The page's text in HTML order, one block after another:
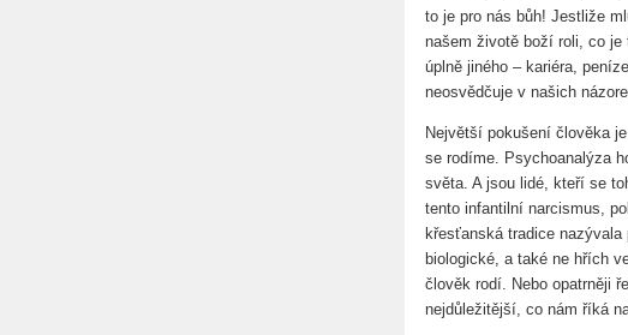
to je pro nás bůh! Jestliže
našem životě boží roli, co
úplně jiného – kariéra,
neosvědčuje v našich
Největší pokušení člověka
se rodíme. Psychoanalýza
světa. A jsou lidé, kteří se
tento infantilní narcismus,
křesťanská tradice
biologické, a také ne hřích
člověk rodí. Nebo opatrněji
nejdůležitější, co nám říká